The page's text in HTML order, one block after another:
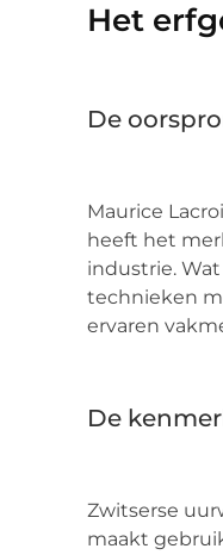
Het
De
Maurice
heeft het
industrie.
technieken
ervaren
De
Zwitserse
maakt